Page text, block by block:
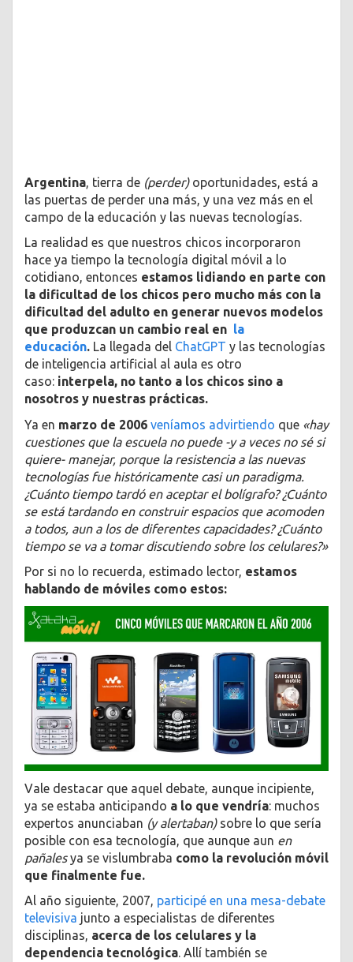
Argentina , tierra de (perder)oportunidades, está a
las puertas de perder una más, y una vez más en el
campo de la educación y las nuevas tecnologías.
La realidad es que nuestros chicos incorporaron
hace ya tiempo la tecnología digital móvil a lo
cotidiano, entonces estamos lidiando en parte con
la dificultad de los chicos pero mucho más con la
dificultad del adulto en generar nuevos modelos
que produzcan un cambio real en la
educación. La llegada del ChatGPT y las tecnologías
de inteligencia artificial al aula es otro
caso: interpela, no tanto a los chicos sino a
nosotros y nuestras prácticas.
Ya en marzo de 2006 veníamos advirtiendo que «hay
cuestiones que la escuela no puede -y a veces no sé si
quiere- manejar, porque la resistencia a las nuevas
tecnologías fue históricamente casi un paradigma.
¿Cuánto tiempo tardó en aceptar el bolígrafo? ¿Cuánto
se está tardando en construir espacios que acomoden
a todos, aun a los de diferentes capacidades? ¿Cuánto
tiempo se va a tomar discutiendo sobre los celulares?»
Por si no lo recuerda, estimado lector, estamos
hablando de móviles como estos:
Vale destacar que aquel debate, aunque incipiente,
ya se estaba anticipando a lo que vendría: muchos
expertos anunciaban (y alertaban)sobre lo que sería
posible con esa tecnología, que aunque aun en
pañalesya se vislumbraba como la revolución móvil
que finalmente fue.
Al año siguiente, 2007, participé en una mesa-debate
televisiva junto a especialistas de diferentes
disciplinas, acerca de los celulares y la
dependencia tecnológica. Allí también se